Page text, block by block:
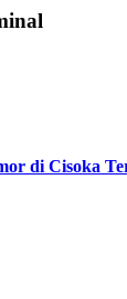
di Cisoka